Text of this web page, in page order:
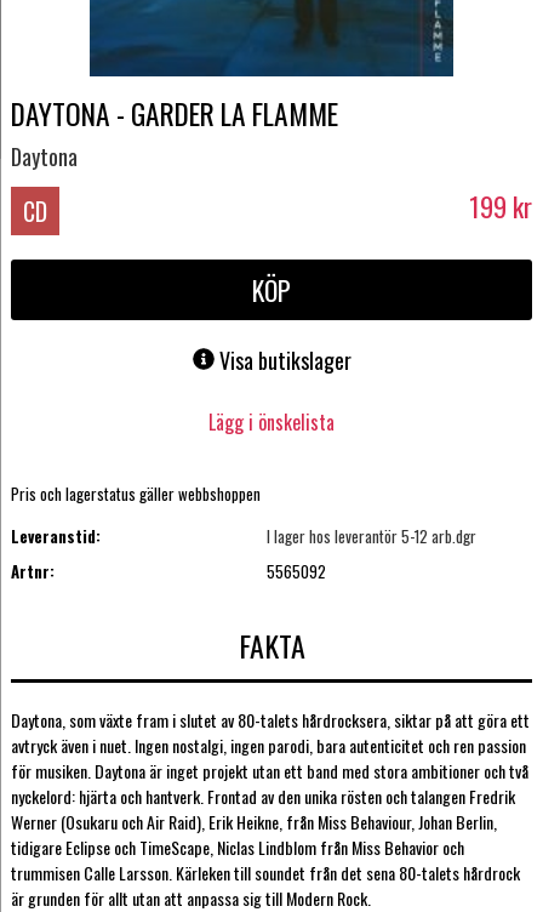
DAYTONA - GARDER LA FLAMME
Daytona
CD 199 kr
KÖP
Visa butikslager
Lägg i önskelista
Pris och lagerstatus gäller webbshoppen
Leveranstid:
I lager hos leverantör 5-12 arb.dgr
Artnr:
5565092
FAKTA
Daytona, som växte fram i slutet av 80-talets hårdrocksera, siktar på att göra ett
avtryck även i nuet. Ingen nostalgi, ingen parodi, bara autenticitet och ren passion
för musiken. Daytona är inget projekt utan ett band med stora ambitioner och två
nyckelord: hjärta och hantverk. Frontad av den unika rösten och talangen Fredrik
Werner (Osukaru och Air Raid), Erik Heikne, från Miss Behaviour, Johan Berlin,
tidigare Eclipse och TimeScape, Niclas Lindblom från Miss Behavior och
trummisen Calle Larsson. Kärleken till soundet från det sena 80-talets hårdrock
är grunden för allt utan att anpassa sig till Modern Rock.